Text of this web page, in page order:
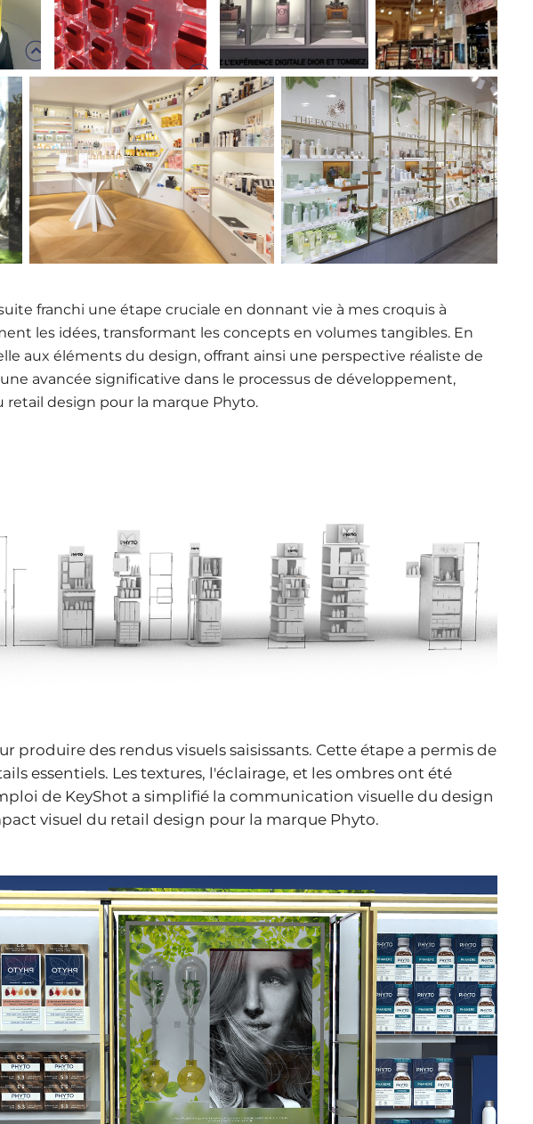
franchi une étape cruciale en donnant vie à mes croquis à
les idées, transformant les concepts en volumes tangibles. En
aux éléments du design, offrant ainsi une perspective réaliste de
avancée significative dans le processus de développement,
design pour la marque Phyto.
des rendus visuels saisissants. Cette étape a permis de
essentiels. Les textures, l'éclairage, et les ombres ont été
de KeyShot a simplifié la communication visuelle du design
visuel du retail design pour la marque Phyto.